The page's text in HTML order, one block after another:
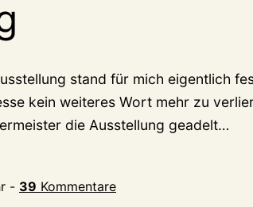
stand für mich eigentlich
kein weiteres Wort mehr zu
die Ausstellung geadelt…
- 39 Kommentare